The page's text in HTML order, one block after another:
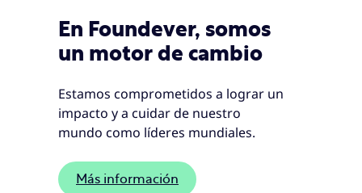
En Foundever, somos
un motor de cambio
Estamos comprometidos a lograr un
impacto y a cuidar de nuestro
mundo como líderes mundiales.
Más información